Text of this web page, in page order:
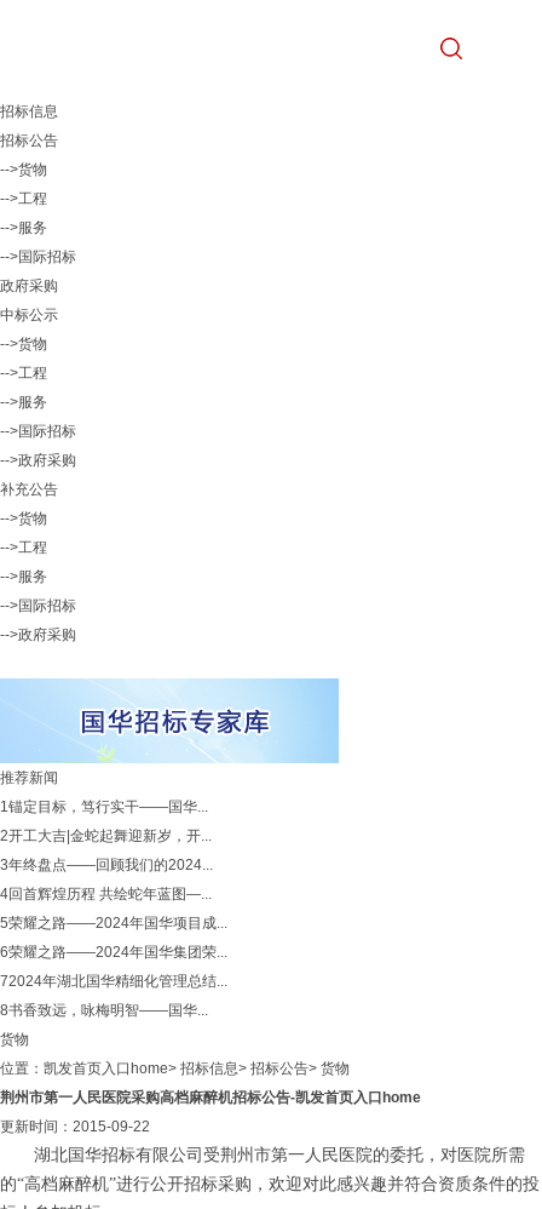
招标信息
招标公告
-->货物
-->工程
-->服务
-->国际招标
政府采购
中标公示
-->货物
-->工程
-->服务
-->国际招标
-->政府采购
补充公告
-->货物
-->工程
-->服务
-->国际招标
-->政府采购
推荐新闻
1锚定目标，笃行实干——国华...
2开工大吉|金蛇起舞迎新岁，开...
3年终盘点——回顾我们的2024...
4回首辉煌历程 共绘蛇年蓝图—...
5荣耀之路——2024年国华项目成...
6荣耀之路——2024年国华集团荣...
72024年湖北国华精细化管理总结...
8书香致远，咏梅明智——国华...
货物
位置： 凯发首页入口home> 招标信息> 招标公告> 货物
荆州市第一人民医院采购高档麻醉机招标公告-凯发首页入口home
更新时间：2015-09-22
湖北国华招标有限公司受荆州市第一人民医院的委托，对医院所需
的“高档麻醉机”进行公开招标采购，欢迎对此感兴趣并符合资质条件的投